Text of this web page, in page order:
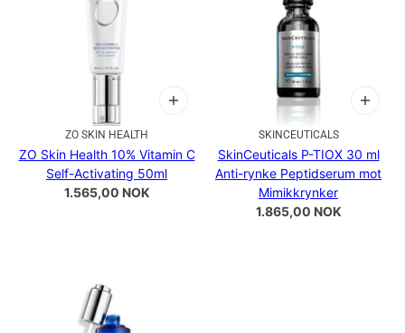
ZO SKIN HEALTH
ZO Skin Health 10% Vitamin C
Self-Activating 50ml
1.565,00 NOK
SKINCEUTICALS
SkinCeuticals P-TIOX 30 ml
Anti-rynke Peptidserum mot
Mimikkrynker
1.865,00 NOK